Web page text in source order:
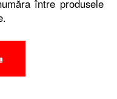
între produsele